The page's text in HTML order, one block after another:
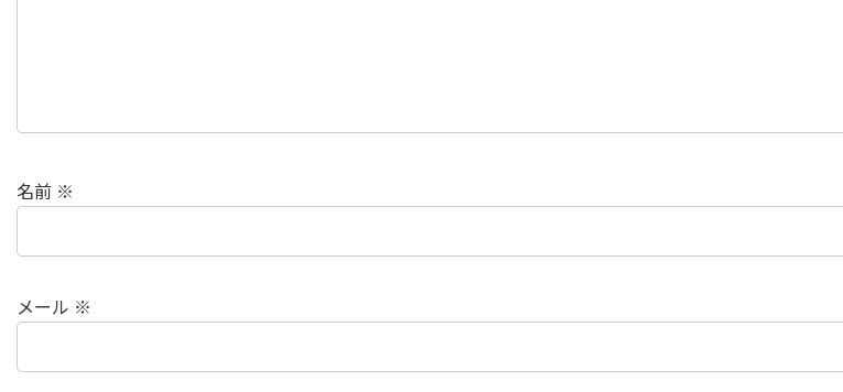
名前 ※
メール ※